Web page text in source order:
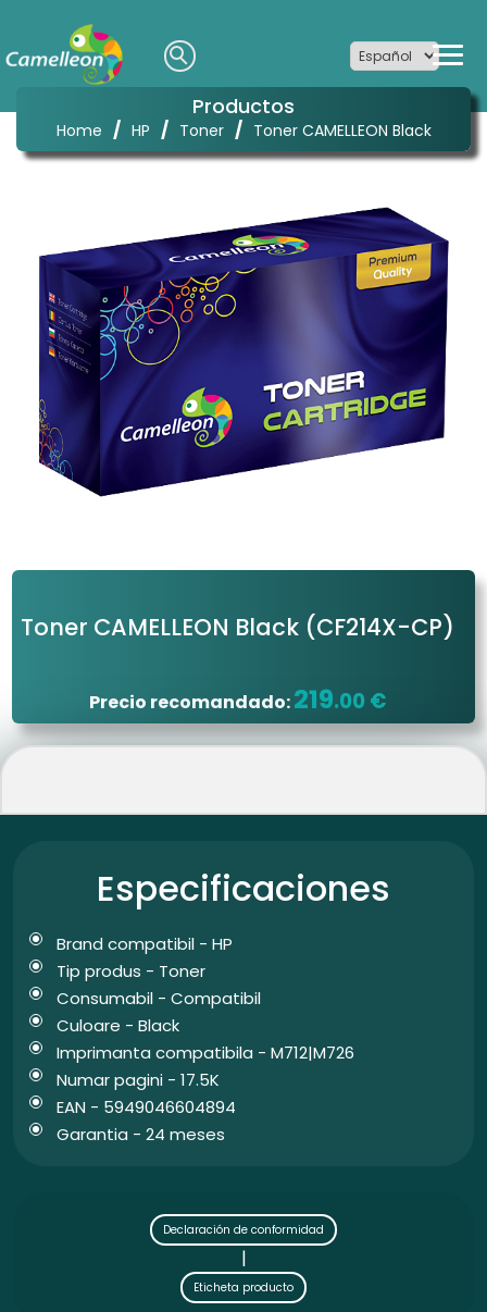
Productos
Home / HP / Toner / Toner CAMELLEON Black
Toner CAMELLEON Black (CF214X-CP)
Precio recomandado:219.00 €
Especificaciones
Brand compatibil - HP
Tip produs - Toner
Consumabil - Compatibil
Culoare - Black
Imprimanta compatibila - M712|M726
Numar pagini - 17.5K
EAN - 5949046604894
Garantia - 24 meses
Declaración de conformidad
|
Eticheta producto